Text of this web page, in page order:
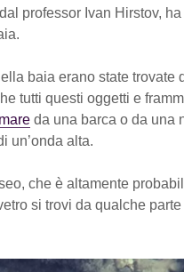
professor Ivan Hirstov,
baia erano state trovate
tutti questi oggetti e
da una barca o da una
un’onda alta.
che è altamente
si trovi da qualche